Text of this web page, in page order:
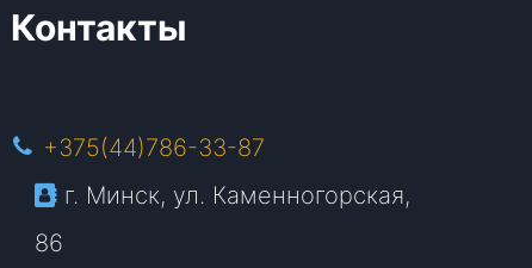
Контакты
+375(44)786-33-87
г. Минск, ул. Каменногорская,
86